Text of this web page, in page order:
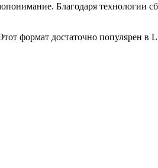
Благодаря технологии
формат достаточно популярен в